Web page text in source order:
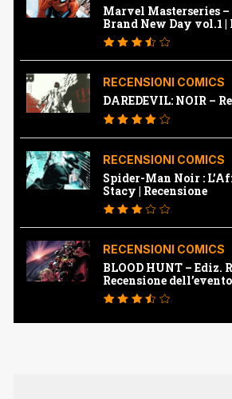
Marvel Masterseries
Brand New Day vol.1 |
RECENSIONI COMICS
DAREDEVIL: NOIR –
RECENSIONI COMICS
Spider-Man Noir :
Stacy | Recensione
RECENSIONI COMICS
BLOOD HUNT – Ediz.
Recensione
della Marvel